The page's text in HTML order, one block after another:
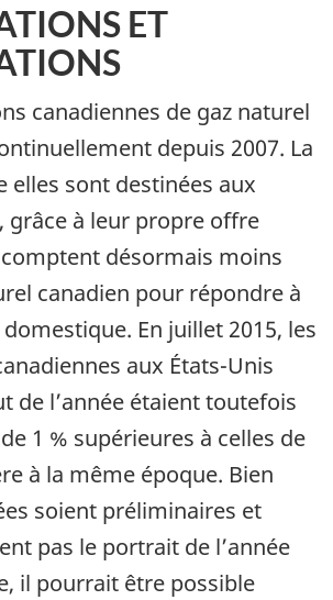
ET
canadiennes de gaz naturel
depuis 2007. La
elles sont destinées aux
grâce à leur propre offre
désormais moins
canadien pour répondre à
En juillet 2015, les
aux États-Unis
de l’année étaient toutefois
1 % supérieures à celles de
à la même époque. Bien
soient préliminaires et
pas le portrait de l’année
il pourrait être possible